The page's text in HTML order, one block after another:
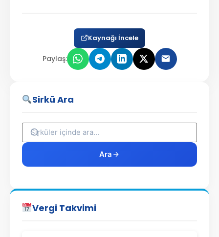
Kaynağı İncele
Paylaş:
Sirkü Ara
Ara
Vergi Takvimi